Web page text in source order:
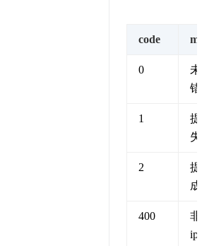
code msg
0
未知
错误
1
提交
失败
2
提交
成功
400
非法
ip访